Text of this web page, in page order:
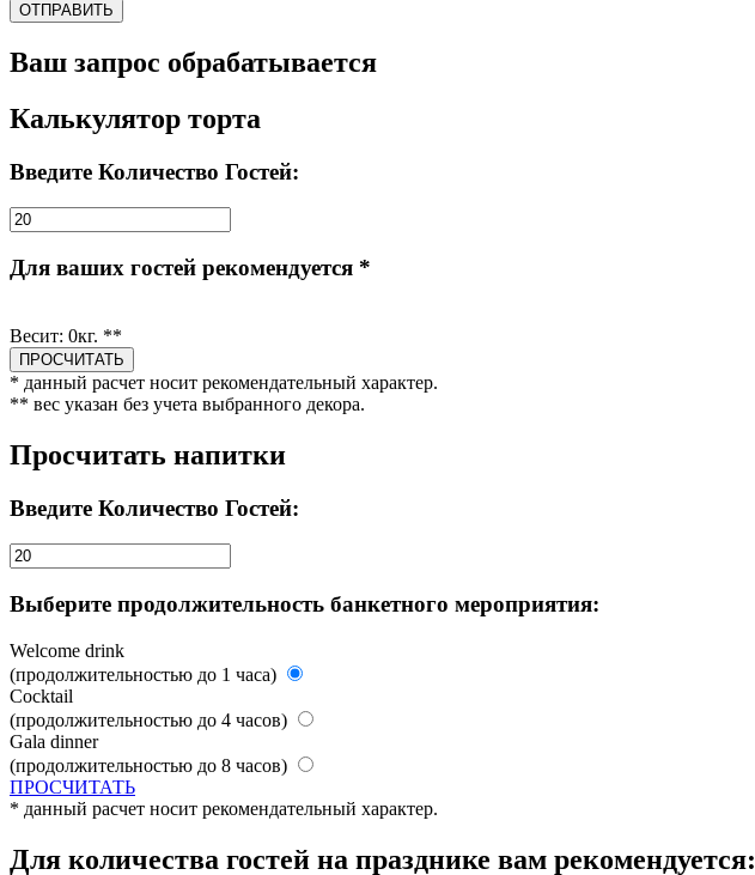
Ваш запрос обрабатывается
Калькулятор торта
Введите Количество Гостей:
Для ваших гостей рекомендуется *
Весит: 0кг. **
* данный расчет носит рекомендательный характер.
** вес указан без учета выбранного декора.
Просчитать напитки
Введите Количество Гостей:
Выберите продолжительность банкетного мероприятия:
Welcome drink
(продолжительностью до 1 часа)
Cocktail
(продолжительностью до 4 часов)
Gala dinner
(продолжительностью до 8 часов)
ПРОСЧИТАТЬ
* данный расчет носит рекомендательный характер.
Для количества гостей на празднике вам рекомендуется: